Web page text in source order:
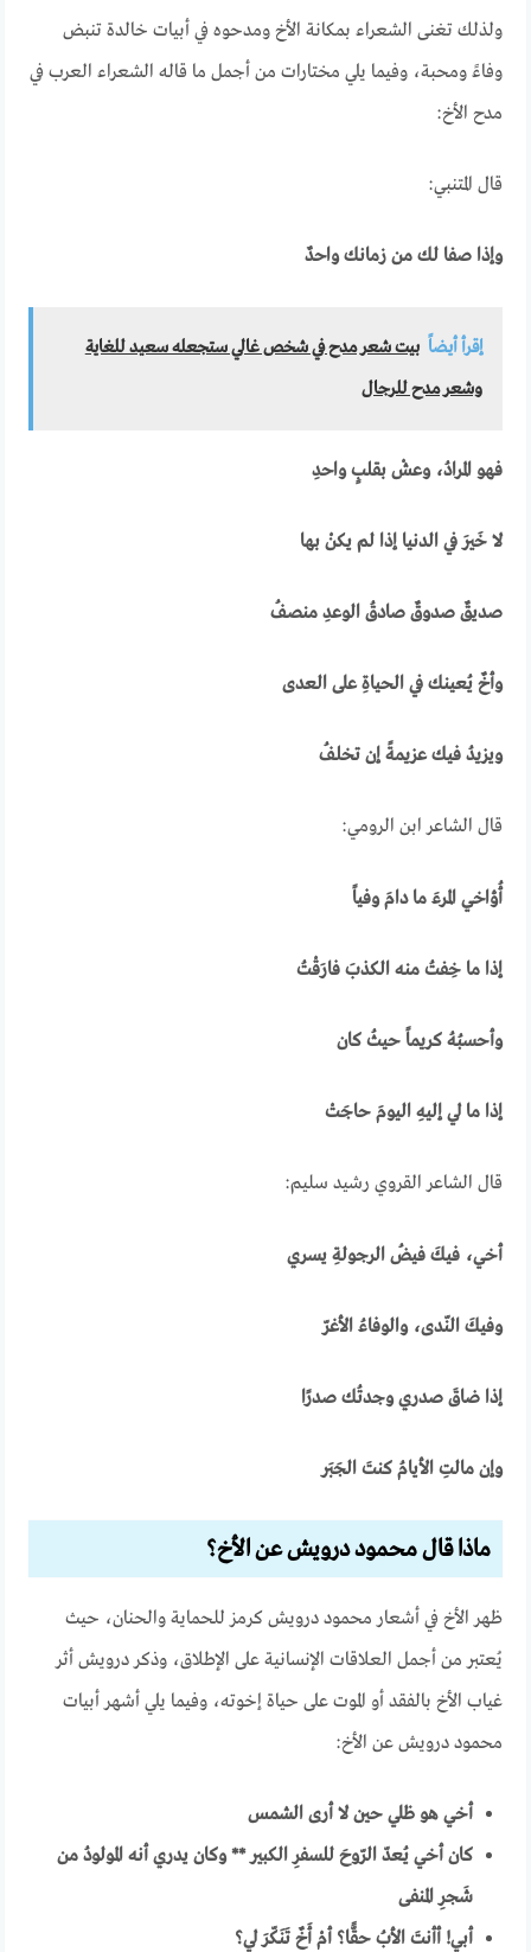
ولذلك تغنى الشعراء بمكانة الأخ ومدحوه في أبيات خالدة تنبض
وفاءً ومحبة، وفيما يلي مختارات من أجمل ما قاله الشعراء العرب في
مدح الأخ:
قال المتنبي:
وإذا صفا لك من زمانك واحدٌ
إقرأ أيضاً بيت شعر مدح في شخص غالي ستجعله سعيد للغاية
وشعر مدح للرجال
فهو المرادُ، وعشْ بقلبٍ واحدِ
لا خَيرَ في الدنيا إذا لم يكنْ بها
صديقٌ صدوقٌ صادقُ الوعدِ منصفُ
وأخٌ يُعينك في الحياةِ على العدى
ويزيدُ فيك عزيمةً إن تخلفُ
قال الشاعر ابن الرومي:
أُؤاخي المرءَ ما دامَ وفياً
إذا ما خِفتُ منه الكذبَ فارَقْتُ
وأحسبُهُ كريماً حيثُ كان
إذا ما لي إليهِ اليومَ حاجَتْ
قال الشاعر القروي رشيد سليم:
أخي، فيكَ فيضُ الرجولةِ يسري
وفيكَ النّدى، والوفاءُ الأغرّ
إذا ضاقَ صدري وجدتُك صدرًا
وإن مالتِ الأيامُ كنتَ الجَبَر
ماذا قال محمود درويش عن الأخ؟
ظهر الأخ في أشعار محمود درويش كرمز للحماية والحنان، حيث
يُعتبر من أجمل العلاقات الإنسانية على الإطلاق، وذكر درويش أثر
غياب الأخ بالفقد أو الموت على حياة إخوته، وفيما يلي أشهر أبيات
محمود درويش عن الأخ:
أخي هو ظلي حين لا أرى الشمس
كان أخي يُعدّ الرّوحَ للسفرِ الكبير ** وكان يدري أنه المولودُ من
شَجرِ المنفى
أبي! أأنتَ الأبُ حقًّا؟ أمْ أَخٌ تَـنَـكّرَ لي؟